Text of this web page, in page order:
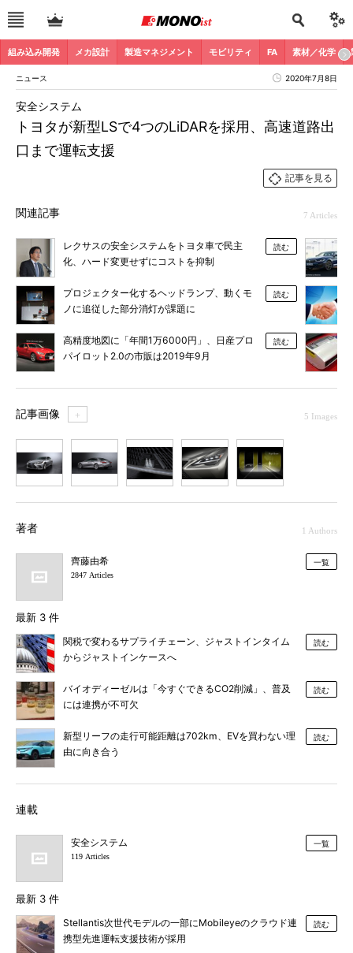
組み込み開発 メカ設計 製造マネジメント モビリティ FA 素材／化学
ニュース 2020年7月8日
トヨタが新型LSで4つのLiDARを採用、高速道路出
口まで運転支援
安全システム
記事を見る
関連記事 7 Articles
レクサスの安全システムをトヨタ車で民主
化、ハード変更せずにコストを抑制
読む
プロジェクター化するヘッドランプ、動くモ
ノに追従した部分消灯が課題に
読む
高精度地図に「年間1万6000円」、日産プロ
パイロット2.0の市販は2019年9月
読む
記事画像 ＋ 5 Images
著者 1 Authors
齊藤由希
2847 Articles
一覧
最新 3 件
関税で変わるサプライチェーン、ジャストインタイム
からジャストインケースへ
読む
バイオディーゼルは「今すぐできるCO2削減」、普及
には連携が不可欠
読む
新型リーフの走行可能距離は702km、EVを買わない理
由に向き合う
読む
連載
安全システム
119 Articles
一覧
最新 3 件
Stellantis次世代モデルの一部にMobileyeのクラウド連
携型先進運転支援技術が採用
読む